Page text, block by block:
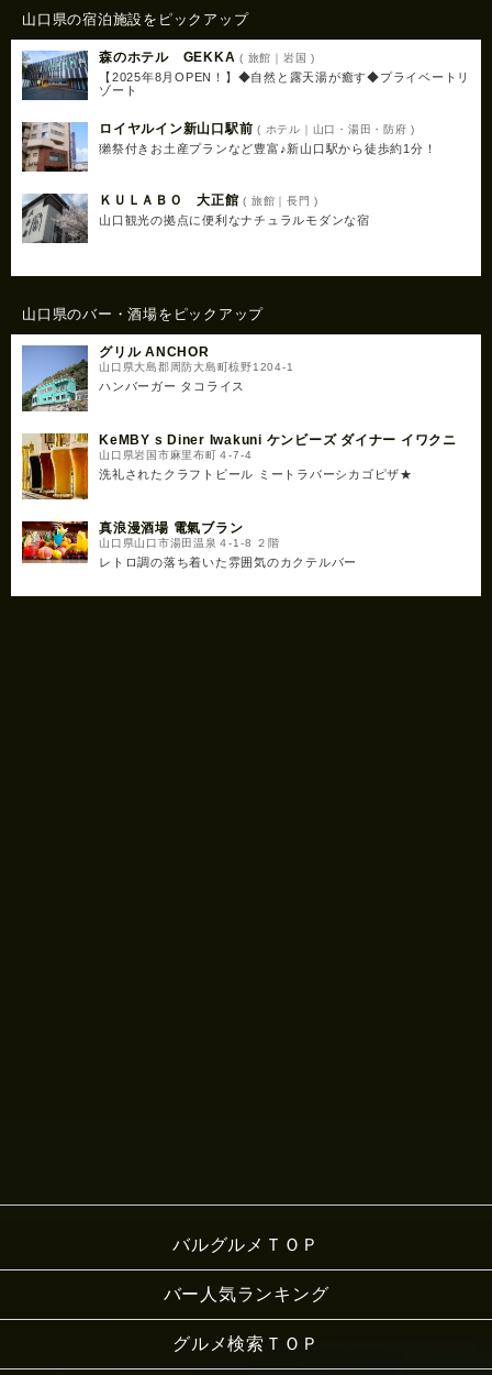
山口県の宿泊施設をピックアップ
森のホテル GEKKA ( 旅館｜岩国 )
【2025年8月OPEN！】◆自然と露天湯が癒す◆プライベートリ
ゾート
ロイヤルイン新山口駅前 ( ホテル｜山口・湯田・防府 )
獺祭付きお土産プランなど豊富♪新山口駅から徒歩約1分！
ＫＵＬＡＢＯ 大正館 ( 旅館｜長門 )
山口観光の拠点に便利なナチュラルモダンな宿
山口県のバー・酒場をピックアップ
グリル ANCHOR
山口県大島郡周防大島町椋野1204-1
ハンバーガー タコライス
KeMBY s Diner Iwakuni ケンビーズ ダイナー イワクニ
山口県岩国市麻里布町４-7-4
洗礼されたクラフトビール ミートラバーシカゴピザ★
真浪漫酒場 電氣ブラン
山口県山口市湯田温泉４-1-8 ２階
レトロ調の落ち着いた雰囲気のカクテルバー
バルグルメＴＯＰ
バー人気ランキング
グルメ検索ＴＯＰ